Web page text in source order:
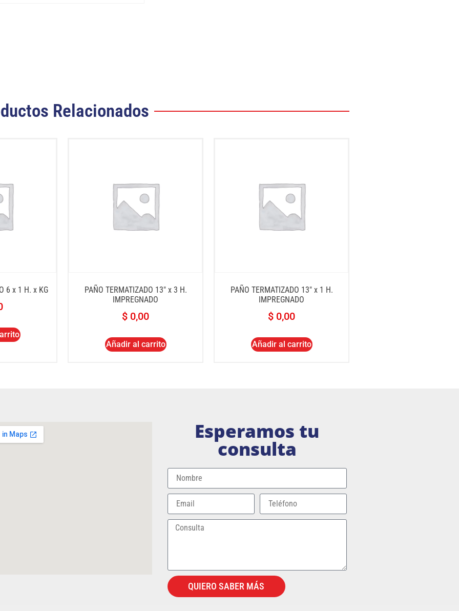
Relacionados
6 x 1 H. x KG
PAÑO TERMATIZADO 13″ x 3 H.
IMPREGNADO
$ 0,00
Añadir al carrito
PAÑO TERMATIZADO 13″ x 1 H.
IMPREGNADO
$ 0,00
Añadir al carrito
Esperamos tu
consulta
QUIERO SABER MÁS